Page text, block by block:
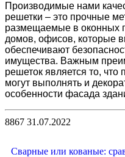
Производимые нами
решетки – это прочные
размещаемые в оконных
домов, офисов, которые
обеспечивают
имущества. Важным
решеток является то,
могут выполнять и
особенности фасада
8867 31.07.2022
Сварные или кованые: